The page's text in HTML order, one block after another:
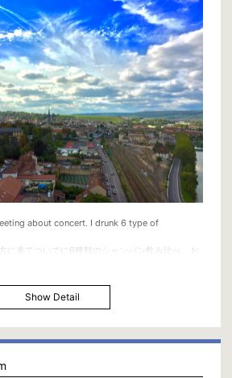
about concert. I drunk 6 type of
に来てついでに6種類のシャンパン飲み比べ。お
Show Detail